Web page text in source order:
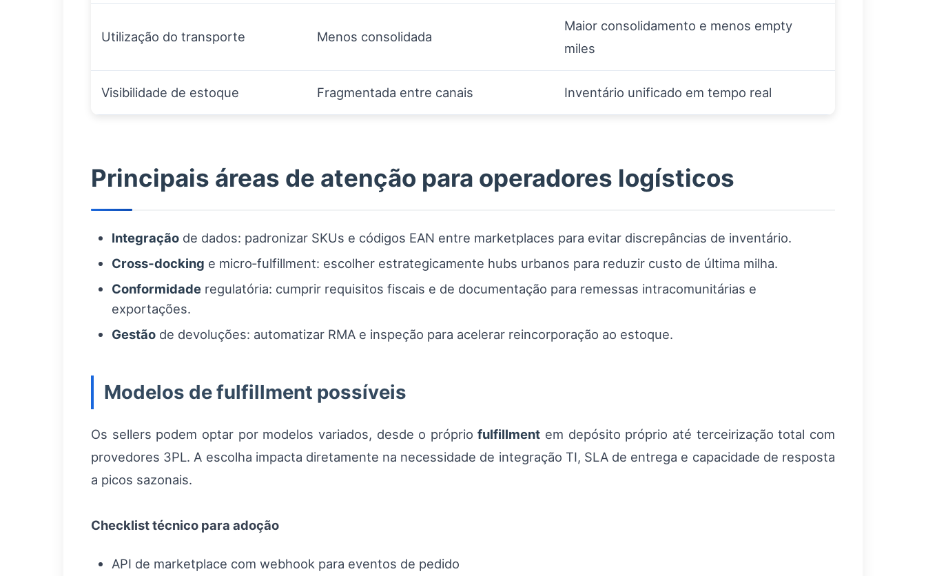
Utilização do transporte Menos consolidada
Maior consolidamento e menos empty
miles
Visibilidade de estoque Fragmentada entre canais Inventário unificado em tempo real
Principais áreas de atenção para operadores logísticos
Integração de dados: padronizar SKUs e códigos EAN entre marketplaces para evitar discrepâncias de inventário.
Cross‑docking e micro‑fulfillment: escolher estrategicamente hubs urbanos para reduzir custo de última milha.
Conformidade regulatória: cumprir requisitos fiscais e de documentação para remessas intracomunitárias e
exportações.
Gestão de devoluções: automatizar RMA e inspeção para acelerar reincorporação ao estoque.
Modelos de fulfillment possíveis
Os sellers podem optar por modelos variados, desde o própriofulfillment em depósito próprio até terceirização total com
provedores 3PL. A escolha impacta diretamente na necessidade de integração TI, SLA de entrega e capacidade de resposta
a picos sazonais.
Checklist técnico para adoção
API de marketplace com webhook para eventos de pedido